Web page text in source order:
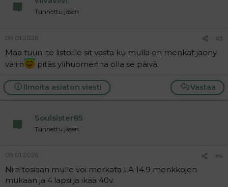
Tunnettu jäsen
09.01.2026 #3
Mää tuun ite listoille sit vasta ku mulla on menkat jäöny
väliin
pitäs ylihuomenna olla se päivä.
Vastaa
Ilmoita asiaton viesti
Soulsister85
Tunnettu jäsen
09.01.2026 #4
Niin tosiaan mulle voi merkata LA 14.9 menkkojen
mukaan ja 4.lapsi ja ikää 40v.